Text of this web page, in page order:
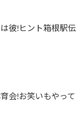
彼!ヒント箱根駅伝
会!お笑いもやって